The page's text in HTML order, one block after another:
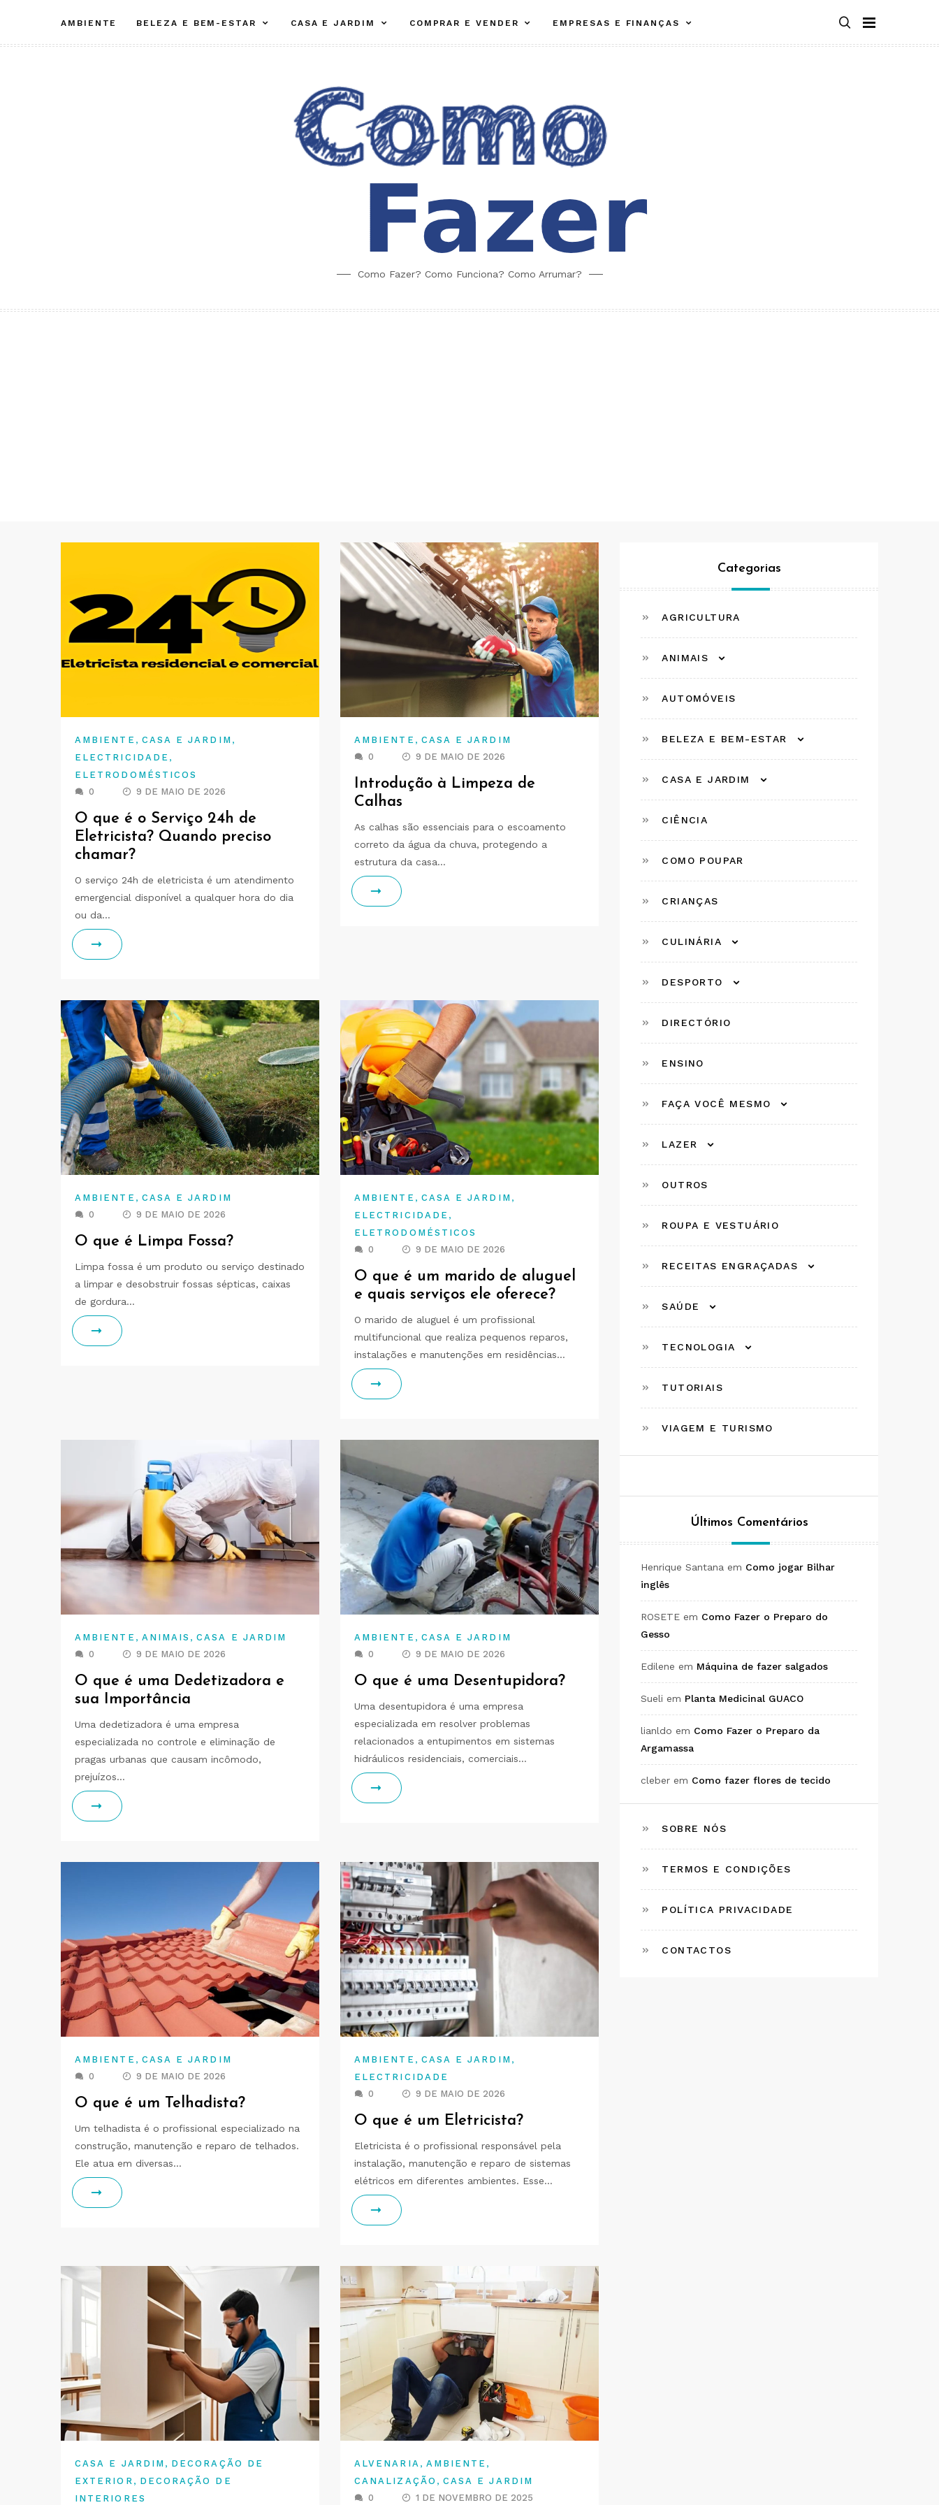
content
AMBIENTE BELEZA E BEM-ESTAR CASA E JARDIM COMPRAR E VENDER EMPRESAS E FINANÇAS
Como Fazer? Como Funciona? Como Arrumar?
AMBIENTE , CASA E JARDIM ,
ELECTRICIDADE ,
ELETRODOMÉSTICOS
0
9 DE MAIO DE 2026
O que é o Serviço 24h de
Eletricista? Quando preciso
chamar?
O serviço 24h de eletricista é um atendimento
emergencial disponível a qualquer hora do dia
ou da…
AMBIENTE , CASA E JARDIM
0
9 DE MAIO DE 2026
Introdução à Limpeza de
Calhas
As calhas são essenciais para o escoamento
correto da água da chuva, protegendo a
estrutura da casa…
AMBIENTE , CASA E JARDIM
0
9 DE MAIO DE 2026
O que é Limpa Fossa?
Limpa fossa é um produto ou serviço destinado
a limpar e desobstruir fossas sépticas, caixas
de gordura…
AMBIENTE , CASA E JARDIM ,
ELECTRICIDADE ,
ELETRODOMÉSTICOS
0
9 DE MAIO DE 2026
O que é um marido de aluguel
e quais serviços ele oferece?
O marido de aluguel é um profissional
multifuncional que realiza pequenos reparos,
instalações e manutenções em residências…
AMBIENTE , ANIMAIS ,CASA E JARDIM
0
9 DE MAIO DE 2026
O que é uma Dedetizadora e
sua Importância
Uma dedetizadora é uma empresa
especializada no controle e eliminação de
pragas urbanas que causam incômodo,
prejuízos…
AMBIENTE , CASA E JARDIM
0
9 DE MAIO DE 2026
O que é uma Desentupidora?
Uma desentupidora é uma empresa
especializada em resolver problemas
relacionados a entupimentos em sistemas
hidráulicos residenciais, comerciais…
AMBIENTE , CASA E JARDIM
0
9 DE MAIO DE 2026
O que é um Telhadista?
Um telhadista é o profissional especializado na
construção, manutenção e reparo de telhados.
Ele atua em diversas…
AMBIENTE , CASA E JARDIM ,
ELECTRICIDADE
0
9 DE MAIO DE 2026
O que é um Eletricista?
Eletricista é o profissional responsável pela
instalação, manutenção e reparo de sistemas
elétricos em diferentes ambientes. Esse…
CASA E JARDIM , DECORAÇÃO DE
EXTERIOR , DECORAÇÃO DE
INTERIORES
ALVENARIA , AMBIENTE ,
CANALIZAÇÃO , CASA E JARDIM
0
1 DE NOVEMBRO DE 2025
Categorias
AGRICULTURA
ANIMAIS
AUTOMÓVEIS
BELEZA E BEM-ESTAR
CASA E JARDIM
CIÊNCIA
COMO POUPAR
CRIANÇAS
CULINÁRIA
DESPORTO
DIRECTÓRIO
ENSINO
FAÇA VOCÊ MESMO
LAZER
OUTROS
ROUPA E VESTUÁRIO
RECEITAS ENGRAÇADAS
SAÚDE
TECNOLOGIA
TUTORIAIS
VIAGEM E TURISMO
Últimos Comentários
Henrique Santana em Como jogar Bilhar
inglês
ROSETE em Como Fazer o Preparo do
Gesso
Edilene em Máquina de fazer salgados
Sueli em Planta Medicinal GUACO
lianldo em Como Fazer o Preparo da
Argamassa
cleber em Como fazer flores de tecido
SOBRE NÓS
TERMOS E CONDIÇÕES
POLÍTICA PRIVACIDADE
CONTACTOS